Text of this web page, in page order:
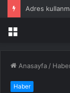
Menü
Anasayfa /
Haber